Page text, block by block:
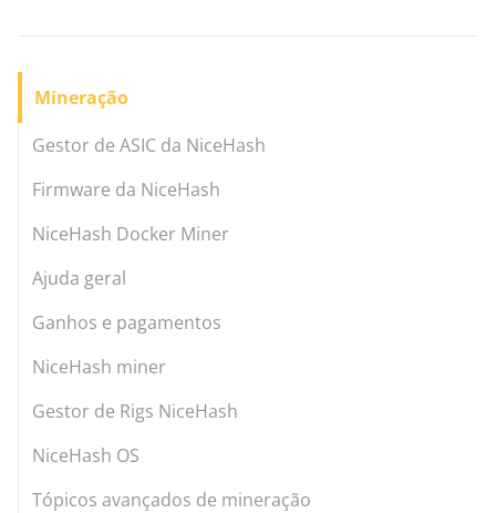
Mineração
Gestor de ASIC da NiceHash
Firmware da NiceHash
NiceHash Docker Miner
Ajuda geral
Ganhos e pagamentos
NiceHash miner
Gestor de Rigs NiceHash
NiceHash OS
Tópicos avançados de mineração